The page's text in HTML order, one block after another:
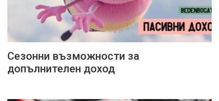
Сезонни възможности за
допълнителен доход